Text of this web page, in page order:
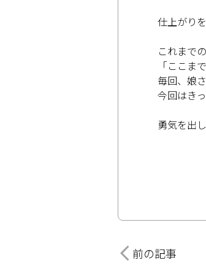
仕上がり
これまで
「ここま
毎回、娘
今回はき
勇気を出
前の記事